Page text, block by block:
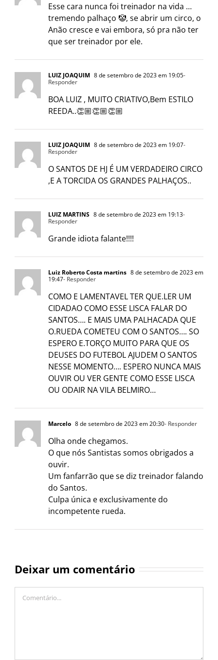
Esse cara nunca foi treinador na vida …
tremendo palhaço 🤡, se abrir um circo, o
Anão cresce e vai embora, só pra não ter
que ser treinador por ele.
LUIZ JOAQUIM 8 de setembro de 2023 em 19:05-
Responder
BOA LUIZ , MUITO CRIATIVO,Bem ESTILO
REEDA..👏🏼👏🏼👏🏼
LUIZ JOAQUIM 8 de setembro de 2023 em 19:07-
Responder
O SANTOS DE HJ É UM VERDADEIRO CIRCO
,E A TORCIDA OS GRANDES PALHAÇOS..
LUIZ MARTINS 8 de setembro de 2023 em 19:13-
Responder
Grande idiota falante!!!!
Luiz Roberto Costa martins 8 de setembro de 2023 em
19:47- Responder
COMO E LAMENTAVEL TER QUE.LER UM
CIDADAO COMO ESSE LISCA FALAR DO
SANTOS…. E MAIS UMA PALHACADA QUE
O.RUEDA COMETEU COM O SANTOS…. SO
ESPERO E.TORÇO MUITO PARA QUE OS
DEUSES DO FUTEBOL AJUDEM O SANTOS
NESSE MOMENTO…. ESPERO NUNCA MAIS
OUVIR OU VER GENTE COMO ESSE LISCA
OU ODAIR NA VILA BELMIRO…
Marcelo 8 de setembro de 2023 em 20:30- Responder
Olha onde chegamos.
O que nós Santistas somos obrigados a
ouvir.
Um fanfarrão que se diz treinador falando
do Santos.
Culpa única e exclusivamente do
incompetente rueda.
Deixar um comentário